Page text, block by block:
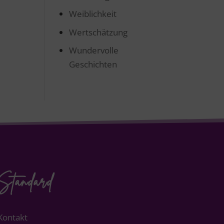
Weiblichkeit
Wertschätzung
Wundervolle
Geschichten